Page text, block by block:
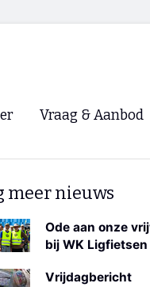
NVHPV
Vraag & Aanbod
meer nieuws
Ode aan onze
bij WK
Vrijdagbericht